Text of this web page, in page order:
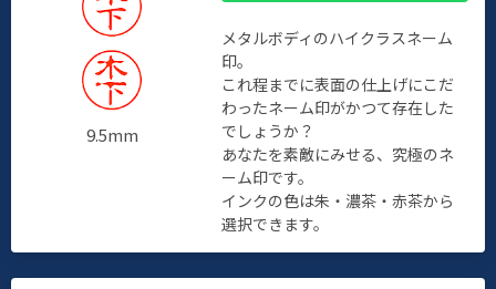
9.5mm
メタルボディのハイクラスネーム
印。
これ程までに表面の仕上げにこだ
わったネーム印がかつて存在した
でしょうか？
あなたを素敵にみせる、究極のネ
ーム印です。
インクの色は朱・濃茶・赤茶から
選択できます。